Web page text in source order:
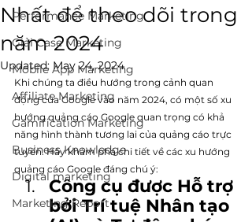
Performance Marketing
Giải Case Marketing
Mobile App Marketing
Affiliate Marketing
Gamification Marketing
Business Knowledge
Digital marketing
Marketing Report
Nhất để theo dõi trong
năm 2024
Updated: May 24, 2024
Khi chúng ta điều hướng trong cảnh quan
động của Google vào năm 2024, có một số xu
hướng quảng cáo Google quan trọng có khả
năng hình thành tương lai của quảng cáo trực
tuyến. Hãy khám phá chi tiết về các xu hướng
quảng cáo Google đáng chú ý:
Công cụ được Hỗ trợ
bởi Trí tuệ Nhân tạo